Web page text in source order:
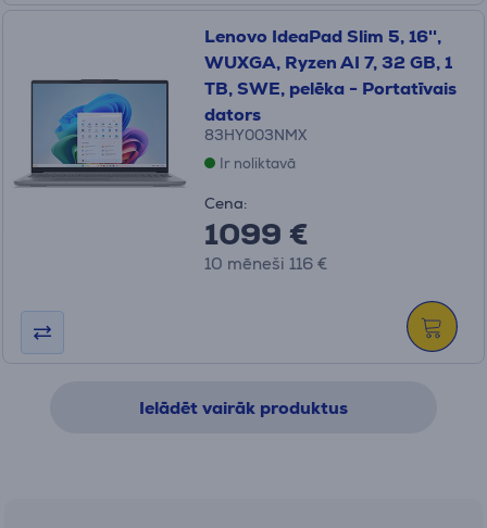
Lenovo IdeaPad Slim 5, 16'',
WUXGA, Ryzen AI 7, 32 GB, 1
TB, SWE, pelēka - Portatīvais
dators
83HY003NMX
Ir noliktavā
Cena:
1099 €
10 mēneši 116 €
Ielādēt vairāk produktus